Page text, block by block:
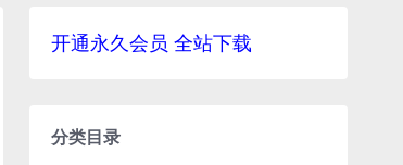
开通永久会员 全站下载
分类目录